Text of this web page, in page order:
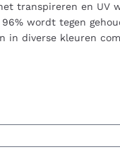
transpireren en UV
wordt tegen
in diverse kleuren